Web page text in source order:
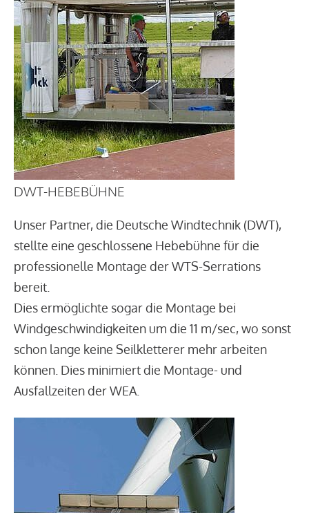
DWT-HEBEBÜHNE
Unser Partner, die Deutsche Windtechnik (DWT),
stellte eine geschlossene Hebebühne für die
professionelle Montage der WTS-Serrations
bereit.
Dies ermöglichte sogar die Montage bei
Windgeschwindigkeiten um die 11 m/sec, wo sonst
schon lange keine Seilkletterer mehr arbeiten
können. Dies minimiert die Montage- und
Ausfallzeiten der WEA.